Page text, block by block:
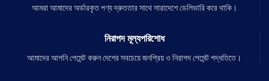
আমরা আমাদের অর্ডারকৃত পণ্য দ্রুততার সাথে সারাদেশে ডেলিভারি করে থাকি।
নিরাপদ মূল্যপরিশোধ
আমাদের আপনি পেমেন্ট করুন দেশের সবচেয়ে জনপ্রিয় ও নিরাপদ পেমেন্ট পদ্ধতিতে।